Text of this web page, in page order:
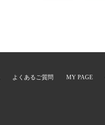
よくあるご質問 MY PAGE